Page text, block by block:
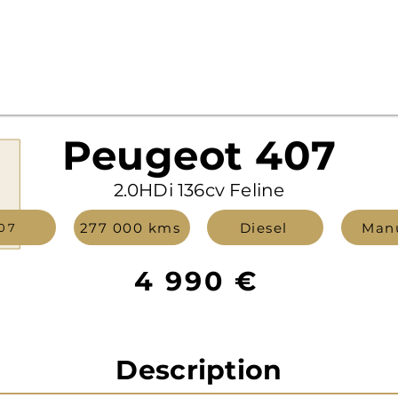
4 990 €
Peugeot 407
2.0HDi 136cv Feline
277 000 kms Diesel
Description